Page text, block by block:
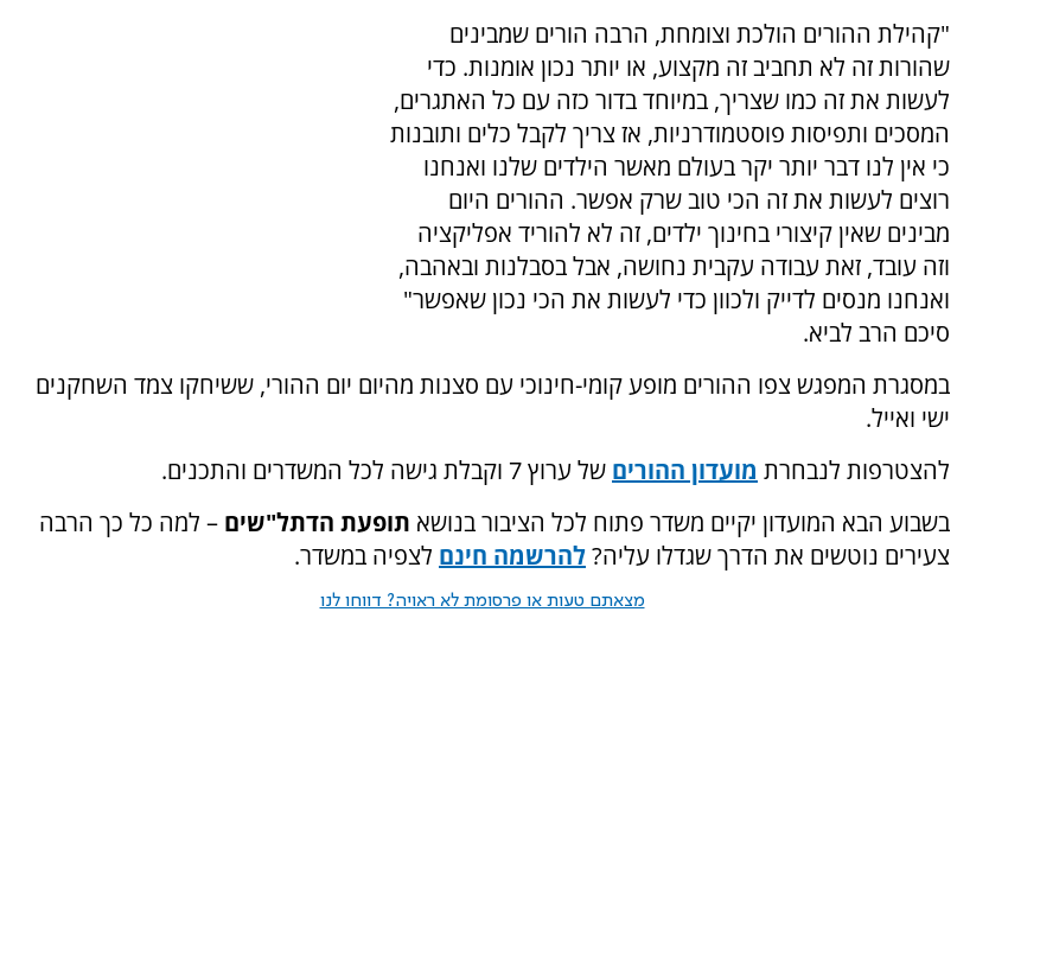
"קהילת ההורים הולכת וצומחת, הרבה הורים שמבינים
שהורות זה לא תחביב זה מקצוע, או יותר נכון אומנות. כדי
לעשות את זה כמו שצריך, במיוחד בדור כזה עם כל האתגרים,
המסכים ותפיסות פוסטמודרניות, אז צריך לקבל כלים ותובנות
כי אין לנו דבר יותר יקר בעולם מאשר הילדים שלנו ואנחנו
רוצים לעשות את זה הכי טוב שרק אפשר. ההורים היום
מבינים שאין קיצורי בחינוך ילדים, זה לא להוריד אפליקציה
וזה עובד, זאת עבודה עקבית נחושה, אבל בסבלנות ובאהבה,
ואנחנו מנסים לדייק ולכוון כדי לעשות את הכי נכון שאפשר"
סיכם הרב לביא.
במסגרת המפגש צפו ההורים מופע קומי-חינוכי עם סצנות מהיום יום ההורי, ששיחקו צמד השחקנים
ישי ואייל.
להצטרפות לנבחרת מועדון ההורים של ערוץ 7 וקבלת גישה לכל המשדרים והתכנים.
בשבוע הבא המועדון יקיים משדר פתוח לכל הציבור בנושא תופעת הדתל"שים – למה כל כך הרבה
צעירים נוטשים את הדרך שגדלו עליה?להרשמה חינם לצפיה במשדר.
מצאתם טעות או פרסומת לא ראויה? דווחו לנו